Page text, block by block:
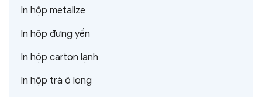
In hộp metalize
In hộp đựng yến
In hộp carton lạnh
In hộp trà ô long